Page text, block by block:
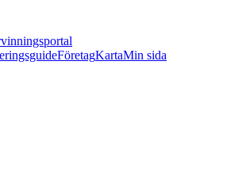
FöretagKartaMin sida